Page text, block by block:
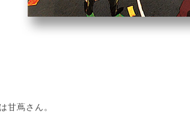
甘蔦さん。